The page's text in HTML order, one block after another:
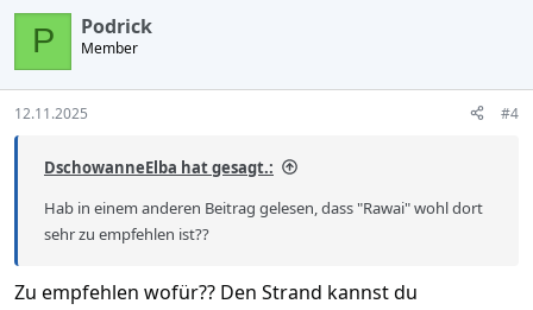
c
o
n
s
:
P Podrick
Member
12.11.2025 #4
DschowanneElba hat gesagt.:
Hab in einem anderen Beitrag gelesen, dass "Rawai" wohl dort
sehr zu empfehlen ist??
Zu empfehlen wofür?? Den Strand kannst du